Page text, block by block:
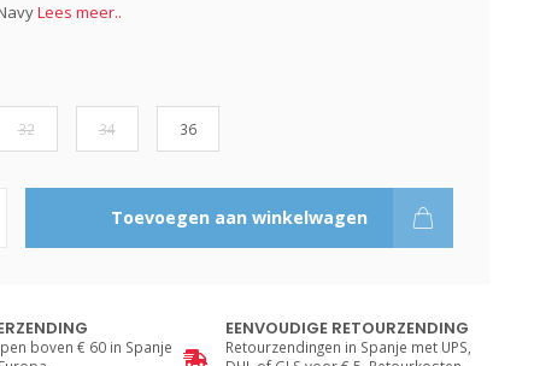
Lees meer..
32 34 36
Toevoegen aan winkelwagen
boven € 60 in Spanje
EENVOUDIGE RETOURZENDING
Retourzendingen in Spanje met UPS,